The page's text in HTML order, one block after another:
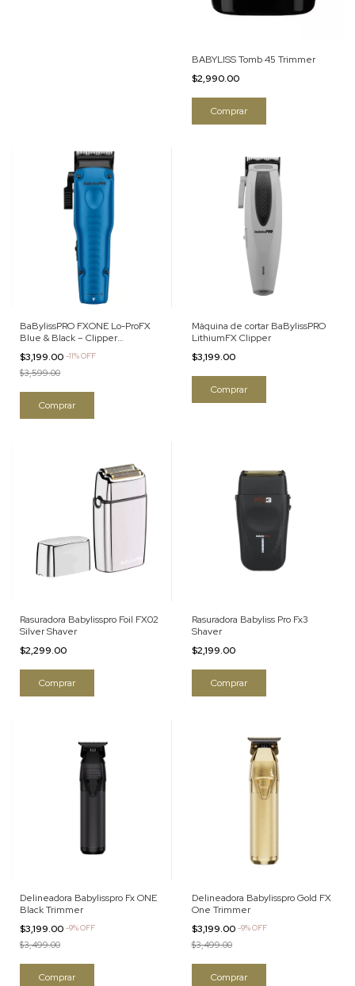
BABYLISS Tomb 45 Trimmer
$2,990.00
BaBylissPRO FXONE Lo-ProFX
Blue & Black – Clipper
$3,199.00 -11%OFF
$3,599.00
Máquina de cortar BaBylissPRO
LithiumFX Clipper
$3,199.00
Rasuradora Babylisspro Foil FX02
Silver Shaver
$2,299.00
Rasuradora Babyliss Pro Fx3
Shaver
$2,199.00
Delineadora Babylisspro Fx ONE
Black Trimmer
$3,199.00 -9%OFF
$3,499.00
Delineadora Babylisspro Gold FX
One Trimmer
$3,199.00 -9%OFF
$3,499.00